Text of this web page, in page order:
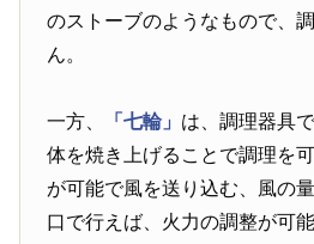
のストーブのようなもので、
ん。
一方、 「七輪」 は、調理器具
体を焼き上げることで調理を
が可能で風を送り込む、風の
口で行えば、火力の調整が可